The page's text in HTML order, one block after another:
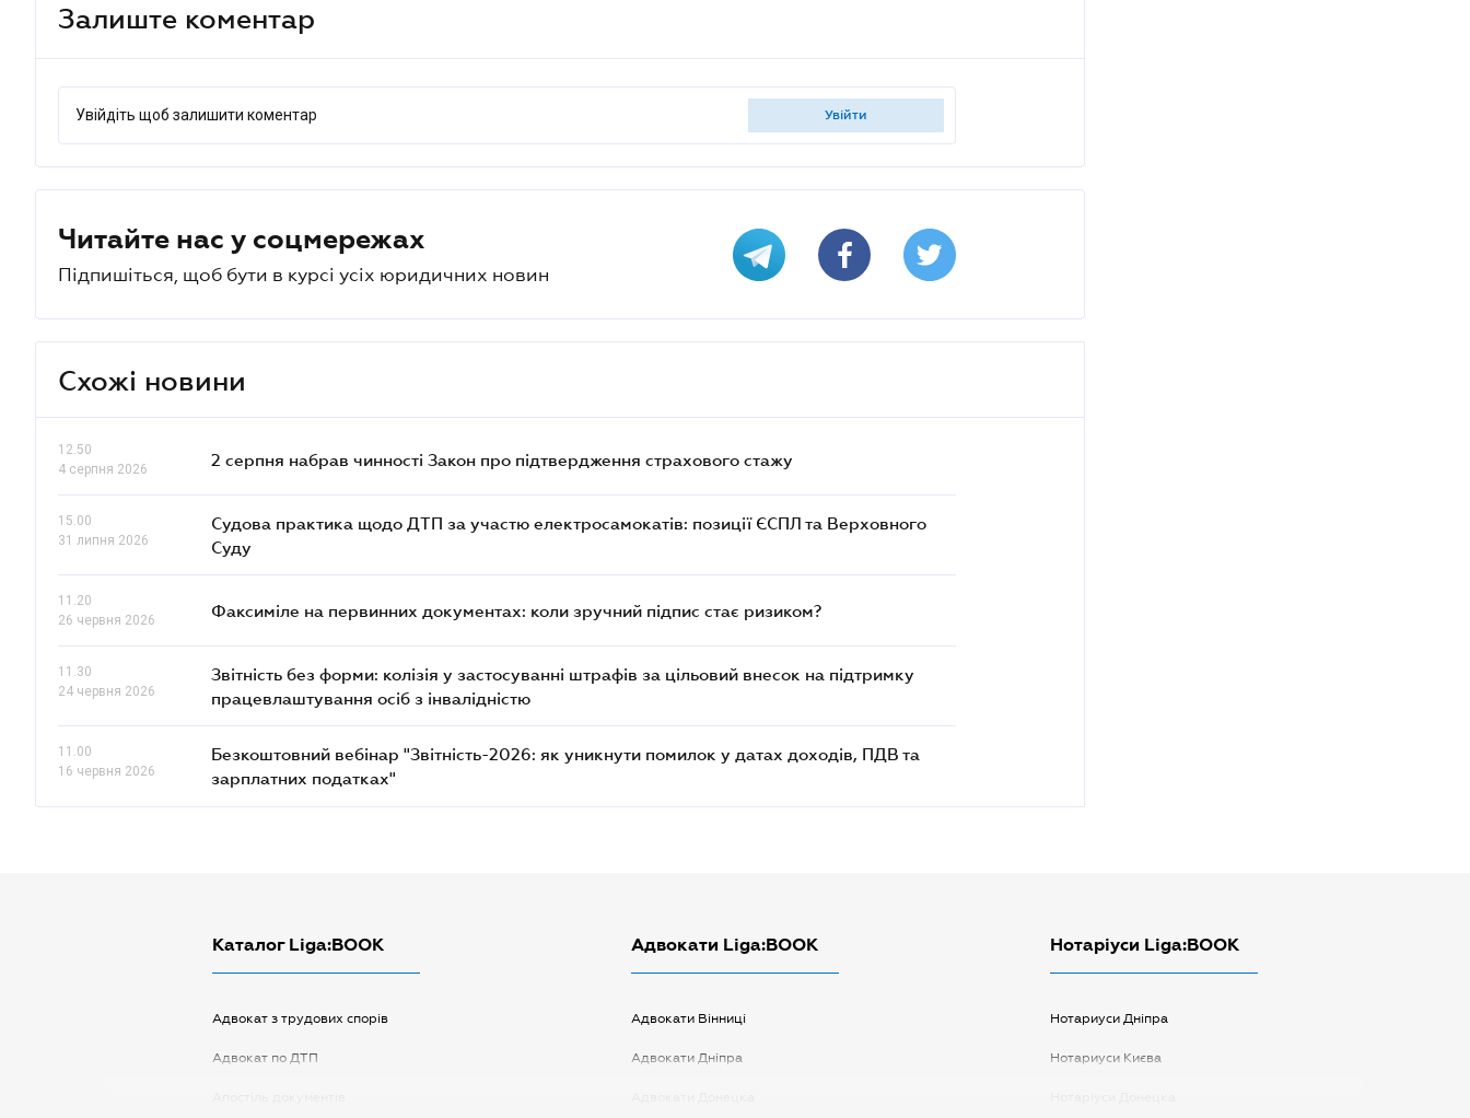
Залиште коментар
Увійдіть щоб залишити коментар увійти
Читайте нас у соцмережах
Підпишіться, щоб бути в курсі усіх юридичних новин
Схожі новини
12.50
4 серпня 2026
2 серпня набрав чинності Закон про підтвердження страхового стажу
15.00
31 липня 2026
Судова практика щодо ДТП за участю електросамокатів: позиції ЄСПЛ та Верховного
Суду
11.20
26 червня 2026
Факсиміле на первинних документах: коли зручний підпис стає ризиком?
11.30
24 червня 2026
Звітність без форми: колізія у застосуванні штрафів за цільовий внесок на підтримку
працевлаштування осіб з інвалідністю
11.00
16 червня 2026
Безкоштовний вебінар "Звітність-2026: як уникнути помилок у датах доходів, ПДВ та
зарплатних податках"
Каталог Liga:BOOK
Адвокат з трудових спорів
Адвокат по ДТП
Адвокати Liga:BOOK
Адвокати Вінниці
Адвокати Дніпра
Нотаріуси Liga:BOOK
Нотариуси Дніпра
Нотариуси Києва